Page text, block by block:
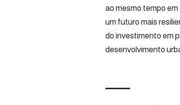
ao mesmo tempo
um futuro mais
do investimento em
desenvolvimento